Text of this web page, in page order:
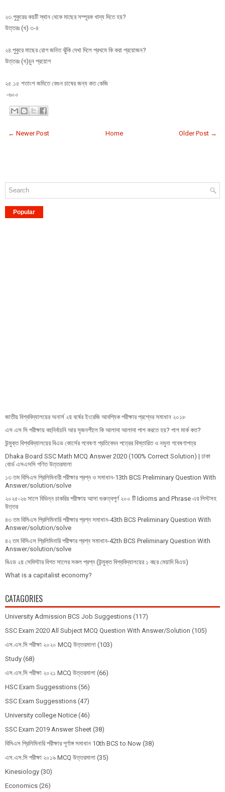
২৩.পুকুরের কয়টি স্থান থেকে মাছের সম্পূরক খাদ্য দিতে হয়?
উত্তরঃ (খ) ৩-৪
২৪.পুকুরে মাছের রোগ জনিত ঝুঁকি দেখা দিলে প্রথমে কি করা প্রয়োজন?
উত্তরঃ (খ)চুন প্রয়োগ
২৫.১৫ শতাংশ জমিতে বেগুন চাষের জন্য কত কেজি
-৬০০
← Newer Post Older Post →
Home
Popular
জাতীয় বিশ্ববিদ্যালয়ের অনার্স ২য় বর্ষের ইংরেজি আবশ্যিক পরীক্ষার প্রশ্নের সমাধান ২০১৮
এস এস সি পরীক্ষায় বহুনির্বাচনি আর সৃজনশীলে কি আলাদা আলাদা পাশ করতে হয়? পাশ মার্ক কত?
উন্মুক্ত বিশ্ববিদ্যালয়ের বিএড কোর্সের গবেষণা প্রতিবেদন পত্রের বিস্তারিত ও নমুনা গবেষণাপত্র
Dhaka Board SSC Math MCQ Answer 2020 (100% Correct Solution) | ঢাকা
বোর্ড এসএসসি গণিত উত্তরমালা
১৩ তম বিসিএস প্রি‌লি‌মিনারী পরীক্ষার প্রশ্ন ও সমাধান-13th BCS Preliminary Question With
Answer/solution/solve
২০২৫-২৬ সালে বিভিন্ন চাকরির পরীক্ষায় আসা গুরুত্বপূর্ণ ২০০ টি Idioms and Phrase এর লিস্টসহ
উত্তর
৪৩ তম বিসিএস প্রিলিমিনারি পরীক্ষার প্রশ্ন সমাধান-43th BCS Preliminary Question With
Answer/solution/solve
৪২ তম বিসিএস প্রিলিমিনারি পরীক্ষার প্রশ্ন সমাধান-42th BCS Preliminary Question With
Answer/solution/solve
বিএড ২য় সেমিস্টার বিগত সালের সকল প্রশ্ন (উন্মুক্ত বিশ্ববিদ্যালয়ের ১ বছর মেয়াদি বিএড)
What is a capitalist economy?
CATAGORIES
University Admission BCS Job Suggestions (117)
SSC Exam 2020 All Subject MCQ Question With Answer/Solution (105)
এস.এস.সি পরীক্ষা ২০২০ MCQ উত্তরমালা (103)
Study (68)
এস.এস.সি পরীক্ষা ২০২১ MCQ উত্তরমালা (66)
HSC Exam Suggesstions (56)
SSC Exam Suggesstions (47)
University college Notice (46)
SSC Exam 2019 Answer Sheet (38)
বিসিএস প্রিলিমিনারি পরীক্ষার পূর্ণাঙ্গ সমাধান 10th BCS to Now (38)
এস.এস.সি পরীক্ষা ২০১৯ MCQ উত্তরমালা (35)
Kinesiology (30)
Economics (26)